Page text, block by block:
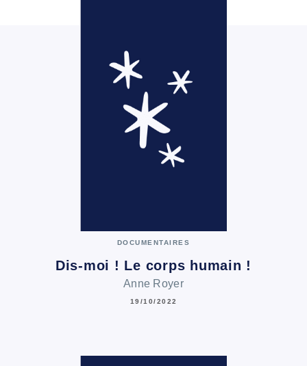
DOCUMENTAIRES
Dis-moi ! Le corps humain !
Anne Royer
19/10/2022